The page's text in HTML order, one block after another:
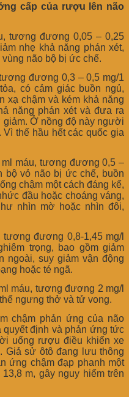
cấp của rượu lên não
tương đương 0,05 – 0,25
nhẹ khả năng phán xét,
não bộ bị ức chế.
đương 0,3 – 0,5 mg/1
có cảm giác buồn ngủ,
xạ chậm và kém khả năng
năng phán xét và đưa ra
Ở nồng độ này người
thế hầu hết các quốc gia
máu, tương đương 0,5 –
bộ vỏ não bị ức chế, buồn
chậm một cách đáng kể,
đầu hoặc choáng váng,
nhìn mờ hoặc nhìn đôi,
tương đương 0,8-1,45 mg/l
trọng, bao gồm giảm
ngoài, suy giảm vận động
hoặc té ngã.
máu, tương đương 2 mg/l
ngưng thở và tử vong.
chậm phản ứng của não
định và phản ứng tức
uống rượu điều khiển xe
Giả sử ôtô đang lưu thông
ứng chậm đạp phanh một
m, gây nguy hiểm trên